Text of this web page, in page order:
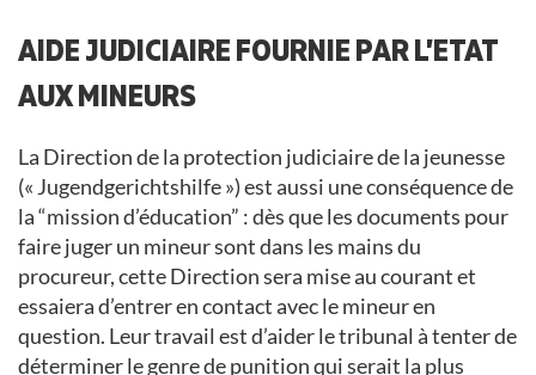
AIDE JUDICIAIRE FOURNIE PAR L’ETAT
AUX MINEURS
La Direction de la protection judiciaire de la jeunesse
(« Jugendgerichtshilfe ») est aussi une conséquence de
la “mission d’éducation” : dès que les documents pour
faire juger un mineur sont dans les mains du
procureur, cette Direction sera mise au courant et
essaiera d’entrer en contact avec le mineur en
question. Leur travail est d’aider le tribunal à tenter de
déterminer le genre de punition qui serait la plus